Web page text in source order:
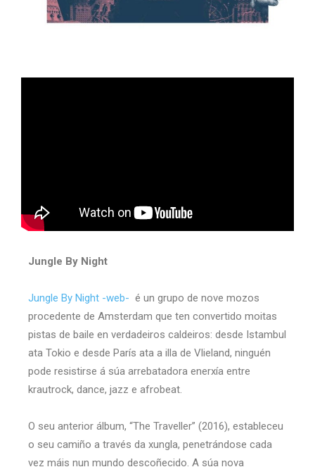
Jungle By Night
Jungle By Night -web- é un grupo de nove mozos
procedente de Amsterdam que ten convertido moitas
pistas de baile en verdadeiros caldeiros: desde Istambul
ata Tokio e desde París ata a illa de Vlieland, ninguén
pode resistirse á súa arrebatadora enerxía entre
krautrock, dance, jazz e afrobeat.
O seu anterior álbum, “The Traveller” (2016), estableceu
o seu camiño a través da xungla, penetrándose cada
vez máis nun mundo descoñecido. A súa nova